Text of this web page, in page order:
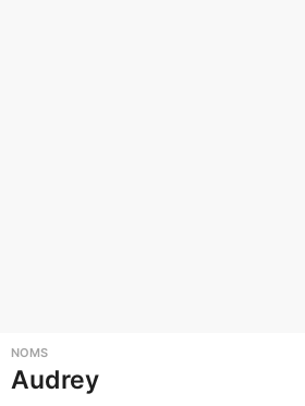
NOMS
Audrey